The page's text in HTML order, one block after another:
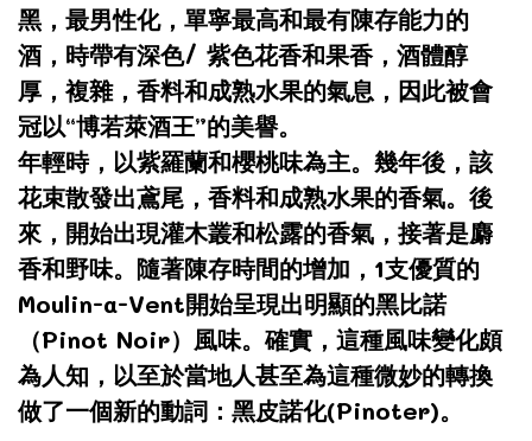
黑，最男性化，單寧最高和最有陳存能力的
酒，時帶有深色/ 紫色花香和果香，酒體醇
厚，複雜，香料和成熟水果的氣息，因此被會
冠以“博若萊酒王”的美譽。
年輕時，以紫羅蘭和櫻桃味為主。幾年後，該
花束散發出鳶尾，香料和成熟水果的香氣。後
來，開始出現灌木叢和松露的香氣，接著是麝
香和野味。隨著陳存時間的增加，1支優質的
Moulin-a-Vent開始呈現出明顯的黑比諾
（Pinot Noir）風味。確實，這種風味變化頗
為人知，以至於當地人甚至為這種微妙的轉換
做了一個新的動詞：黑皮諾化(Pinoter)。